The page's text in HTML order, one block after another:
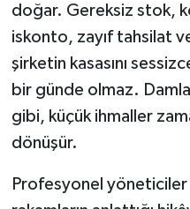
doğar. Gereksiz stok,
iskonto, zayıf tahsilat
şirketin kasasını
bir günde olmaz.
gibi, küçük ihmaller
dönüşür.
Profesyonel